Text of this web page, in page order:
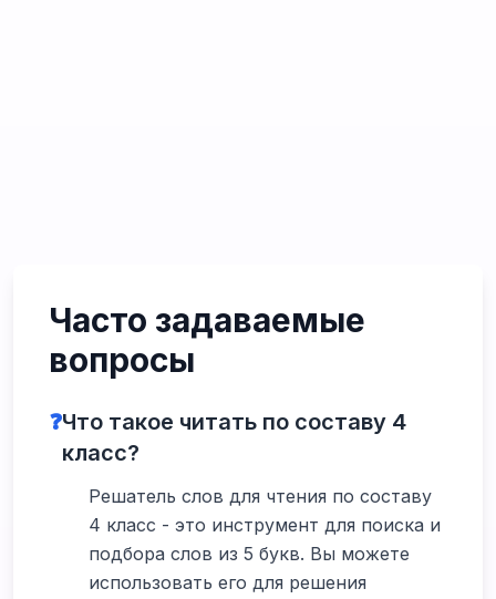
Часто задаваемые
вопросы
❓Что такое читать по составу 4
класс?
Решатель слов для чтения по составу
4 класс - это инструмент для поиска и
подбора слов из 5 букв. Вы можете
использовать его для решения